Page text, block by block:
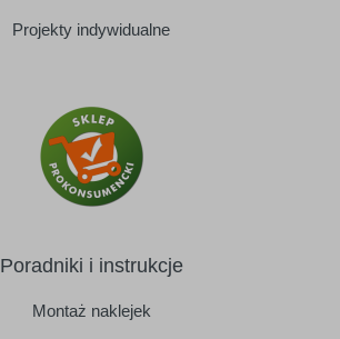
Projekty indywidualne
Poradniki i instrukcje
Montaż naklejek